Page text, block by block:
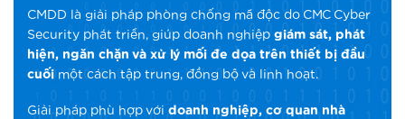
CMDD là giải pháp phòng chống mã độc do CMC Cyber
Security phát triển, giúp doanh nghiệp giám sát, phát
hiện, ngăn chặn và xử lý mối đe dọa trên thiết bị đầu
cuối một cách tập trung, đồng bộ và linh hoạt.
Giải pháp phù hợp với doanh nghiệp, cơ quan nhà